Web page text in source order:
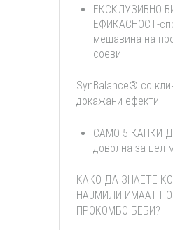
ЕКСКЛУЗИВНО
ЕФИКАСНОСТ-
мешавина на
соеви
SynBalance® со
докажани ефекти
САМО 5 КАПКИ
доволна за цел
КАКО ДА ЗНАЕТЕ
НАЈМИЛИ ИМААТ
ПРОКОМБО БЕБИ?